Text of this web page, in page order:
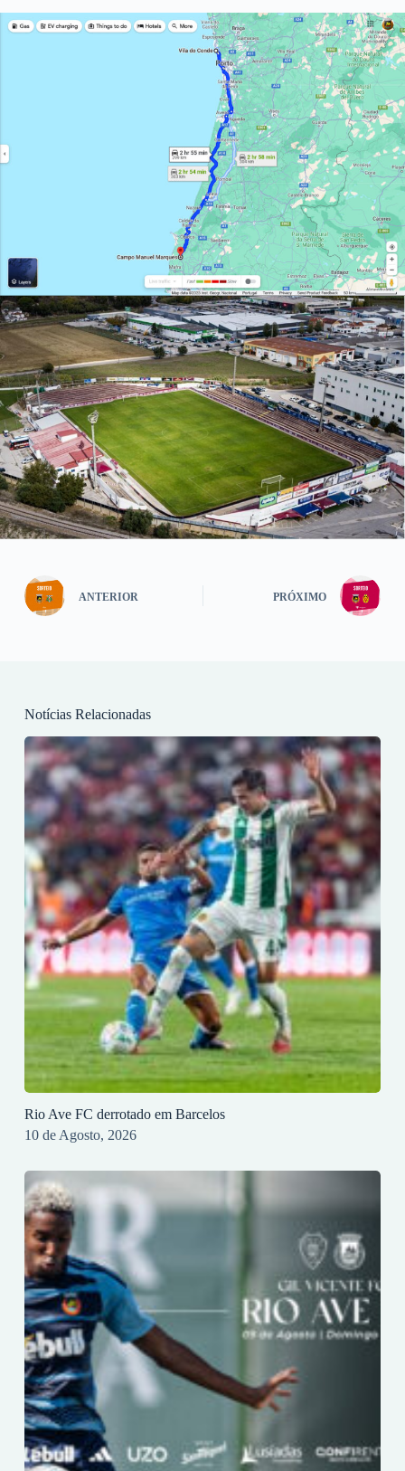
ANTERIOR PRÓXIMO
Notícias Relacionadas
Rio Ave FC derrotado em Barcelos
10 de Agosto, 2026